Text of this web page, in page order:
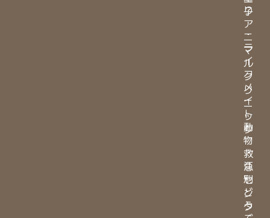
り
ア
ニ
マ
ル
ク
リ
ニ
ッ
ク
・
江
別
ど
う
子
・
ラ
イ
フ
メ
イ
ト
動
物
救
急
セ
ン
タ